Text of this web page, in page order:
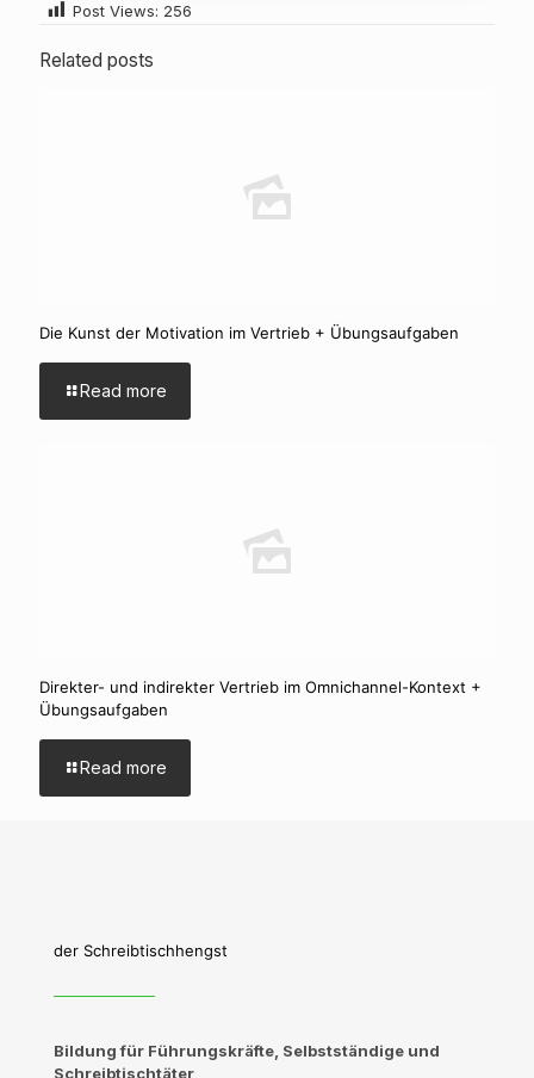
Post Views: 256
Related posts
Die Kunst der Motivation im Vertrieb + Übungsaufgaben
Read more
Direkter- und indirekter Vertrieb im Omnichannel-Kontext +
Übungsaufgaben
Read more
der Schreibtischhengst
Bildung für Führungskräfte, Selbstständige und
Schreibtischtäter